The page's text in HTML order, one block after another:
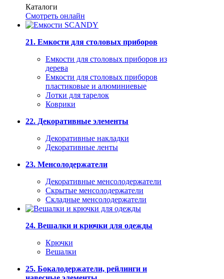
Каталоги
Смотреть онлайн
21. Емкости для столовых приборов
Емкости для столовых приборов из
дерева
Емкости для столовых приборов
пластиковые и алюминиевые
Лотки для тарелок
Коврики
22. Декоративные элементы
Декоративные накладки
Декоративные ленты
23. Менсолодержатели
Декоративные менсолодержатели
Скрытые менсолодержатели
Складные менсолодержатели
24. Вешалки и крючки для одежды
Крючки
Вешалки
25. Бокалодержатели, рейлинги и